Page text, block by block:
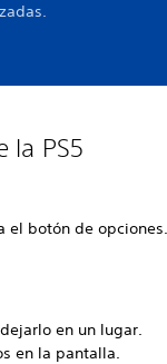
la PS5
el botón de opciones.
en un lugar.
en la pantalla.